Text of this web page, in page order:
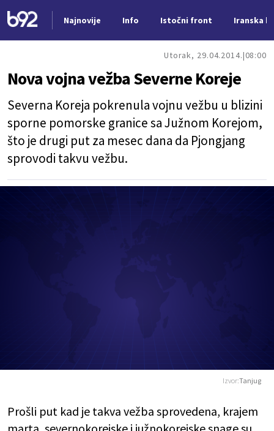
Najnovije Info Istočni front Iranska
Utorak, 29.04.2014. 08:00
Nova vojna vežba Severne Koreje
Severna Koreja pokrenula vojnu vežbu u blizini
sporne pomorske granice sa Južnom Korejom,
što je drugi put za mesec dana da Pjongjang
sprovodi takvu vežbu.
Izvor:Tanjug
Prošli put kad je takva vežba sprovedena, krajem